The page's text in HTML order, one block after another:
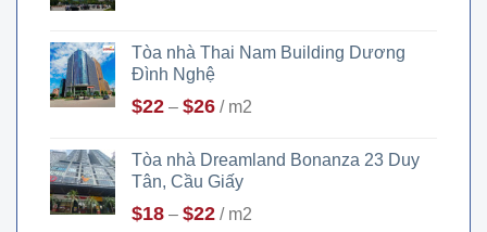
Tòa nhà Thai Nam Building Dương
Đình Nghệ
$22 – $26 / m2
Tòa nhà Dreamland Bonanza 23 Duy
Tân, Cầu Giấy
$18 – $22 / m2